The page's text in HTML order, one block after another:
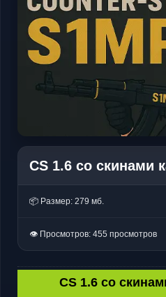
CS 1.6 со скинами
📦 Размер: 279 мб.
👁 Просмотров: 455 просмотров
CS 1.6 со